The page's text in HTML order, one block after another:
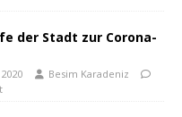
der Stadt zur Corona-
Besim Karadeniz